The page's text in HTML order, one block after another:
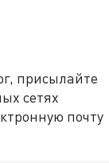
присылайте
сетях
почту